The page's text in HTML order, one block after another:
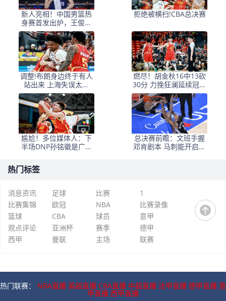
新人亮相！中国男篮热
身赛首发出炉，王俊杰
领衔+徐昕坐镇禁区
拒绝被横扫!CBA总决赛
调整!布朗身边终于有人
站出来 上海失误太多
+犯规困扰
燃尽！胡金秋16中13砍
30分 力挽狂澜延续冠军
悬念
尴尬！多位媒体人：下
半场DNP孙铭徽是广厦
总决赛前瞻：文班手握
邓肯剧本 马刺能开启新
热门标签
消息资讯 足球 比赛
1
比赛集锦
欧冠 NBA
比赛录像
篮球
CBA 球员
意甲
观点评论
亚洲杯 赛季
德甲
西甲
曼联 主场 联赛
热门联赛： NBA直播 英超直播 CBA直播 中超直播 法甲直播 德甲直播 意
甲直播 西甲直播